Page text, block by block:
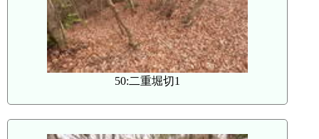
50:二重堀切1